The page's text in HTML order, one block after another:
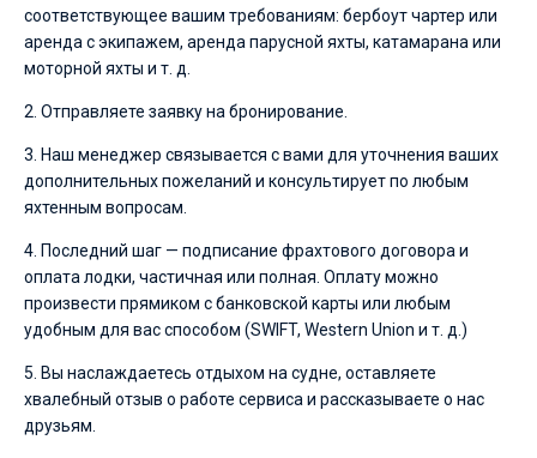
соответствующее вашим требованиям: бербоут чартер или
аренда с экипажем, аренда парусной яхты, катамарана или
моторной яхты и т. д.
2. Отправляете заявку на бронирование.
3. Наш менеджер связывается с вами для уточнения ваших
дополнительных пожеланий и консультирует по любым
яхтенным вопросам.
4. Последний шаг — подписание фрахтового договора и
оплата лодки, частичная или полная. Оплату можно
произвести прямиком с банковской карты или любым
удобным для вас способом (SWIFT, Western Union и т. д.)
5. Вы наслаждаетесь отдыхом на судне, оставляете
хвалебный отзыв о работе сервиса и рассказываете о нас
друзьям.